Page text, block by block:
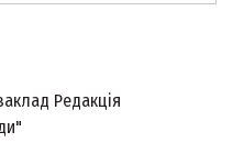
Редакція